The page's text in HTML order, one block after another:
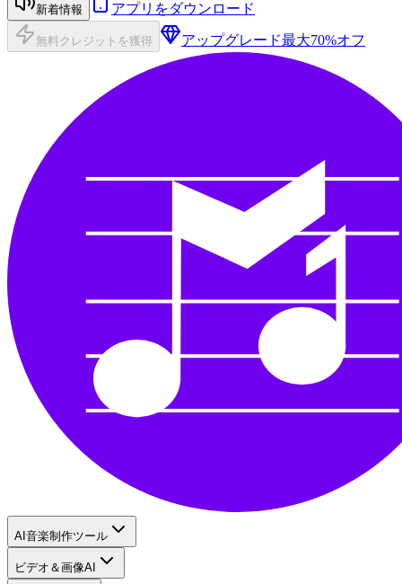
新着情報 アプリをダウンロード
無料クレジットを獲得 アップグレード最大70%オフ
AI音楽制作ツール
ビデオ＆画像AI